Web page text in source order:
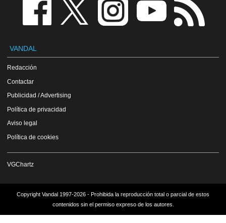
VANDAL
Redacción
Contactar
Publicidad / Advertising
Política de privacidad
Aviso legal
Política de cookies
VGChartz
Copyright Vandal 1997-2026 - Prohibida la reproducción total o parcial de estos
contenidos sin el permiso expreso de los autores.